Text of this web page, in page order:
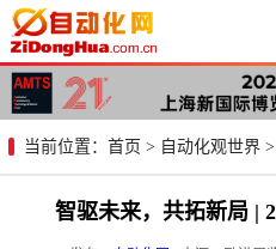
当前位置： 首页 > 自动化观世界 >
智驱未来，共拓新局 |